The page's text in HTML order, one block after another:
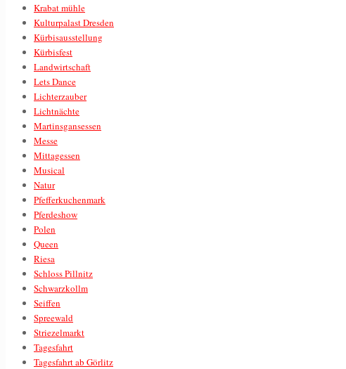
Krabat mühle
Kulturpalast Dresden
Kürbisausstellung
Kürbisfest
Landwirtschaft
Lets Dance
Lichterzauber
Lichtnächte
Martinsgansessen
Messe
Mittagessen
Musical
Natur
Pfefferkuchenmark
Pferdeshow
Polen
Queen
Riesa
Schloss Pillnitz
Schwarzkollm
Seiffen
Spreewald
Striezelmarkt
Tagesfahrt
Tagesfahrt ab Görlitz